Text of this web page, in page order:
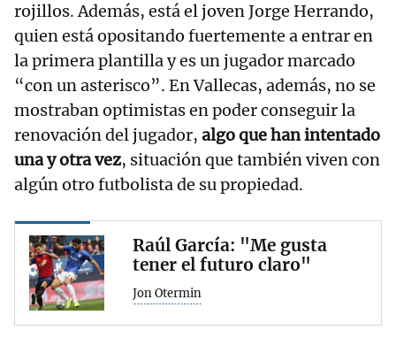
rojillos. Además, está el joven Jorge Herrando,
quien está opositando fuertemente a entrar en
la primera plantilla y es un jugador marcado
“con un asterisco”. En Vallecas, además, no se
mostraban optimistas en poder conseguir la
renovación del jugador, algo que han intentado
una y otra vez, situación que también viven con
algún otro futbolista de su propiedad.
Raúl García: "Me gusta
tener el futuro claro"
Jon Otermin